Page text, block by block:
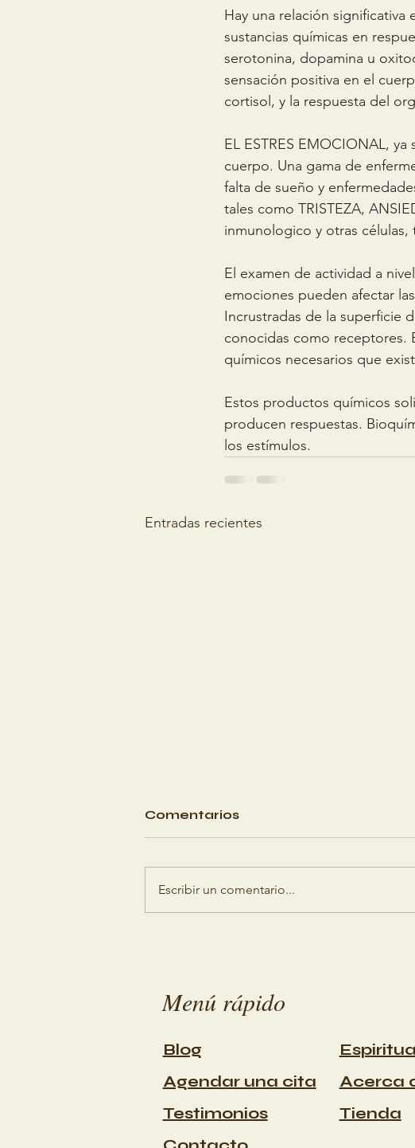
Hay una relación significativa
sustancias químicas en
serotonina, dopamina u
sensación positiva en el
cortisol, y la respuesta del
EL ESTRES EMOCIONAL,
cuerpo. Una gama de
falta de sueño y
tales como TRISTEZA,
inmunologico y otras
El examen de actividad a
emociones pueden afectar
Incrustradas de la superficie
conocidas como receptores.
químicos necesarios que
Estos productos químicos
producen respuestas.
los estímulos.
Entradas recientes
salud sin gastar de más
Comentarios
Escribir un comentario...
Menú rápido
Blog
Agendar una cita
Testimonios
Acerca
Tienda